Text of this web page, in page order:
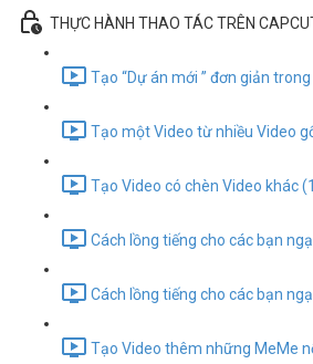
THỰC HÀNH THAO TÁC TRÊN
Tạo “Dự án mới ” đơn giản
Tạo một Video từ nhiều Video
Tạo Video có chèn Video khác
Cách lồng tiếng cho các bạn
Cách lồng tiếng cho các bạn
Tạo Video thêm những MeMe